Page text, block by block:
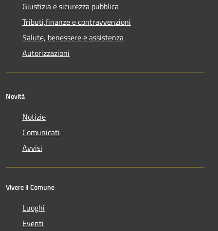
Giustizia e sicurezza pubblica
Tributi,finanze e contravvenzioni
Salute, benessere e assistenza
Autorizzazioni
Novità
Notizie
Comunicati
Avvisi
Vivere il Comune
Luoghi
Eventi